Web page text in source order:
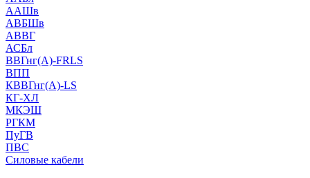
ААШв
АВБШв
АВВГ
АСБл
ВВГнг(А)-FRLS
ВПП
КВВГнг(А)-LS
КГ-ХЛ
МКЭШ
РГКМ
ПуГВ
ПВС
Силовые кабели